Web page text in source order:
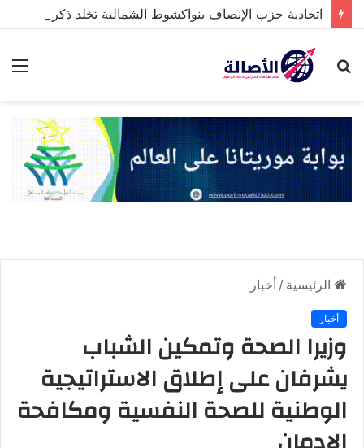
بحث
الرئيسية / أخبار
أخبار
وزيرا الصحة وتمكين الشباب
يشرفان على إطلاق الاستراتيجية
الوطنية للصحة النفسية ومكافحة